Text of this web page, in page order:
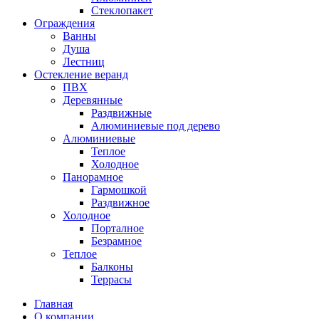
Стеклопакет
Ограждения
Ванны
Душа
Лестниц
Остекление веранд
ПВХ
Деревянные
Раздвижные
Алюминиевые под дерево
Алюминиевые
Теплое
Холодное
Панорамное
Гармошкой
Раздвижное
Холодное
Порталное
Безрамное
Теплое
Балконы
Террасы
Главная
О компании